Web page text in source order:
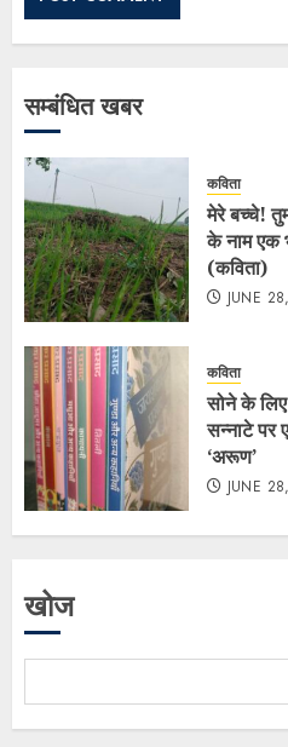
सम्बंधित खबर
कविता
मेरे बच्चे!
के नाम एक
(कविता)
JUNE
कविता
सोने के
सन्नाटे पर
‘अरूण’
JUNE
खोज